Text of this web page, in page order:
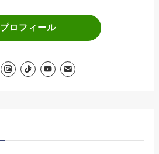
プロフィール